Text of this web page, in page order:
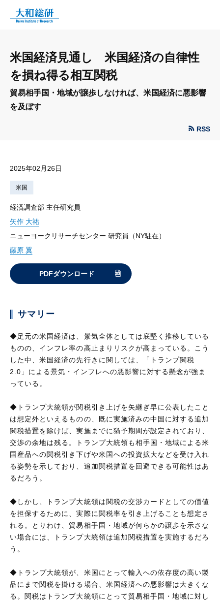
米国経済見通し 米国経済の自律性
を損ね得る相互関税
貿易相手国・地域が譲歩しなければ、米国経済に悪影響
を及ぼす
RSS
2025年02月26日
米国
経済調査部 主任研究員
矢作 大祐
ニューヨークリサーチセンター 研究員（NY駐在）
藤原 翼
PDFダウンロード
サマリー
◆足元の米国経済は、景気全体としては底堅く推移している
ものの、インフレ率の高止まりリスクが高まっている。こう
した中、米国経済の先行きに関しては、「トランプ関税
2.0」による景気・インフレへの悪影響に対する懸念が強ま
っている。
◆トランプ大統領が関税引き上げを矢継ぎ早に公表したこと
は想定外といえるものの、既に実施済みの中国に対する追加
関税措置を除けば、実施までに猶予期間が設定されており、
交渉の余地は残る。トランプ大統領も相手国・地域による米
国産品への関税引き下げや米国への投資拡大などを受け入れ
る姿勢を示しており、追加関税措置を回避できる可能性はあ
るだろう。
◆しかし、トランプ大統領は関税の交渉カードとしての価値
を担保するために、実際に関税率を引き上げることも想定さ
れる。とりわけ、貿易相手国・地域が何らかの譲歩を示さな
い場合には、トランプ大統領は追加関税措置を実施するだろ
う。
◆トランプ大統領が、米国にとって輸入への依存度の高い製
品にまで関税を掛ける場合、米国経済への悪影響は大きくな
る。関税はトランプ大統領にとって貿易相手国・地域に対し